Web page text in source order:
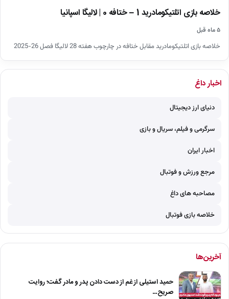
خلاصه بازی اتلتیکومادرید 1 – ختافه 0 | لالیگا اسپانیا
۵ ماه قبل
خلاصه بازی اتلتیکومادرید مقابل ختافه در چارچوب هفته 28 لالیگا فصل 26-2025
اخبار داغ
دنیای ارز دیجیتال
سرگرمی و فیلم، سریال و بازی
اخبار ایران
مرجع ورزش و فوتبال
مصاحبه های داغ
خلاصه بازی فوتبال
آخرین‌ها
حمید استیلی از غم از دست دادن پدر و مادر گفت؛ روایت
صریح…